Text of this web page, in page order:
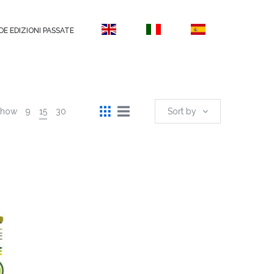
EDIZIONI PASSATE
Sort by
9 15 30